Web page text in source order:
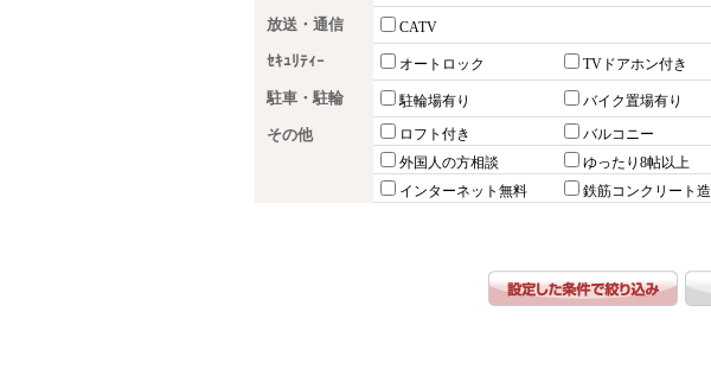
放送・通信 CATV
ｾｷｭﾘﾃｨｰ オートロック TVドアホン付き
駐車・駐輪 駐輪場有り バイク置場有り
その他 ロフト付き バルコニー
外国人の方相談
ゆったり8帖以上
インターネット無料
鉄筋コンクリート造